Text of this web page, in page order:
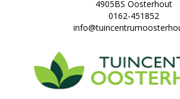
4905BS Oosterhout
0162-451852